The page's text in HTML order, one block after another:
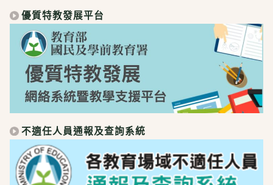
優質特教發展平台
不適任人員通報及查詢系統